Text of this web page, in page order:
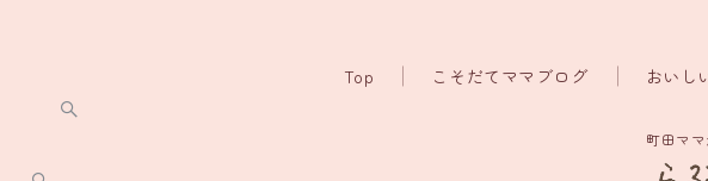
Top こそだてママブログ おいし
町田マ